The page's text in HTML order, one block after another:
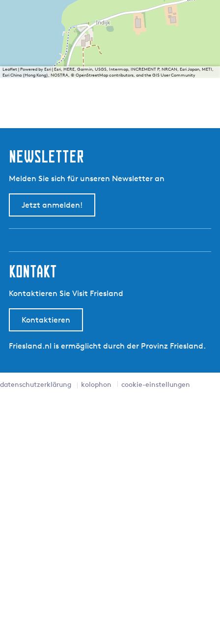
Leaflet|Powered by Esri | Esri, HERE, Garmin, USGS, Intermap, INCREMENT P, NRCAN, Esri Japan, METI,
Esri China (Hong Kong), NOSTRA, © OpenStreetMap contributors, and the GIS User Community
Newsletter
Melden Sie sich für unseren Newsletter an
Jetzt anmelden!
kontakt
Kontaktieren Sie Visit Friesland
Kontaktieren
Friesland.nl is ermöglicht durch der Provinz Friesland.
datenschutzerklärung kolophon cookie-einstellungen